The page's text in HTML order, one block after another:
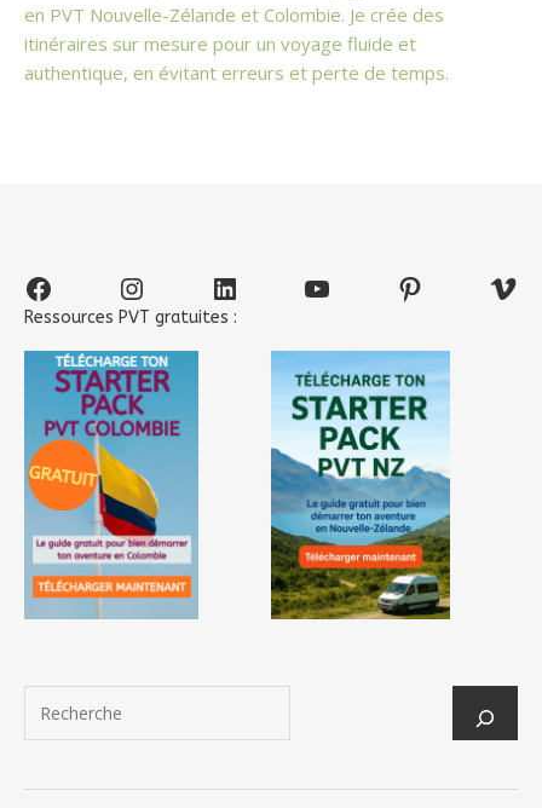
en PVT Nouvelle-Zélande et Colombie. Je crée des
itinéraires sur mesure pour un voyage fluide et
authentique, en évitant erreurs et perte de temps.
FacebookInstagramLinkedInYouTubePinterest
Ressources PVT gratuites :